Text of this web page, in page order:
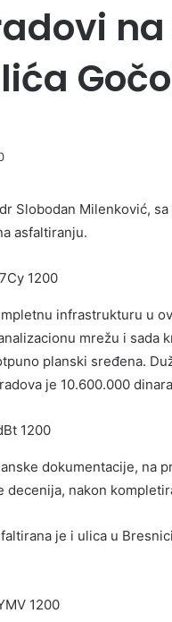
Slobodan Milenković,
asfaltiranju.
infrastrukturu u
mrežu i sada
planski sređena.
je 10.600.000
dokumentacije, na
decenija, nakon
je i ulica u